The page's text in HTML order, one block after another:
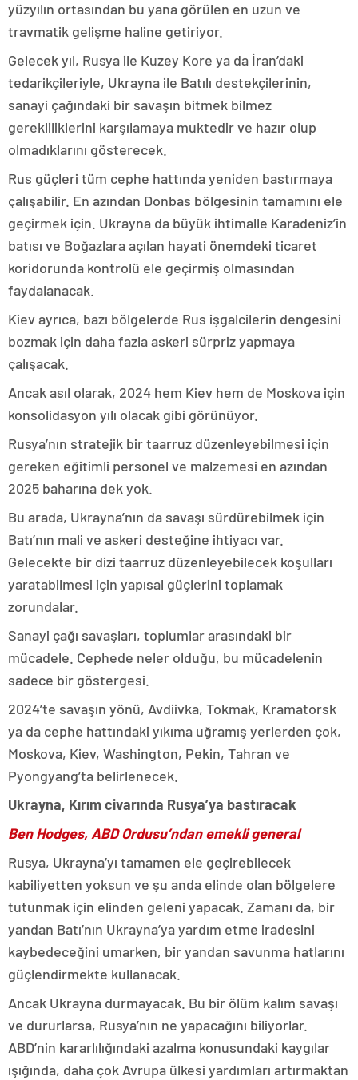
yüzyılın ortasından bu yana görülen en uzun ve
travmatik gelişme haline getiriyor.
Gelecek yıl, Rusya ile Kuzey Kore ya da İran’daki
tedarikçileriyle, Ukrayna ile Batılı destekçilerinin,
sanayi çağındaki bir savaşın bitmek bilmez
gerekliliklerini karşılamaya muktedir ve hazır olup
olmadıklarını gösterecek.
Rus güçleri tüm cephe hattında yeniden bastırmaya
çalışabilir. En azından Donbas bölgesinin tamamını ele
geçirmek için. Ukrayna da büyük ihtimalle Karadeniz’in
batısı ve Boğazlara açılan hayati önemdeki ticaret
koridorunda kontrolü ele geçirmiş olmasından
faydalanacak.
Kiev ayrıca, bazı bölgelerde Rus işgalcilerin dengesini
bozmak için daha fazla askeri sürpriz yapmaya
çalışacak.
Ancak asıl olarak, 2024 hem Kiev hem de Moskova için
konsolidasyon yılı olacak gibi görünüyor.
Rusya’nın stratejik bir taarruz düzenleyebilmesi için
gereken eğitimli personel ve malzemesi en azından
2025 baharına dek yok.
Bu arada, Ukrayna’nın da savaşı sürdürebilmek için
Batı’nın mali ve askeri desteğine ihtiyacı var.
Gelecekte bir dizi taarruz düzenleyebilecek koşulları
yaratabilmesi için yapısal güçlerini toplamak
zorundalar.
Sanayi çağı savaşları, toplumlar arasındaki bir
mücadele. Cephede neler olduğu, bu mücadelenin
sadece bir göstergesi.
2024’te savaşın yönü, Avdiivka, Tokmak, Kramatorsk
ya da cephe hattındaki yıkıma uğramış yerlerden çok,
Moskova, Kiev, Washington, Pekin, Tahran ve
Pyongyang’ta belirlenecek.
Ukrayna, Kırım civarında Rusya’ya bastıracak
Ben Hodges, ABD Ordusu’ndan emekli general
Rusya, Ukrayna’yı tamamen ele geçirebilecek
kabiliyetten yoksun ve şu anda elinde olan bölgelere
tutunmak için elinden geleni yapacak. Zamanı da, bir
yandan Batı’nın Ukrayna’ya yardım etme iradesini
kaybedeceğini umarken, bir yandan savunma hatlarını
güçlendirmekte kullanacak.
Ancak Ukrayna durmayacak. Bu bir ölüm kalım savaşı
ve dururlarsa, Rusya’nın ne yapacağını biliyorlar.
ABD’nin kararlılığındaki azalma konusundaki kaygılar
ışığında, daha çok Avrupa ülkesi yardımları artırmaktan